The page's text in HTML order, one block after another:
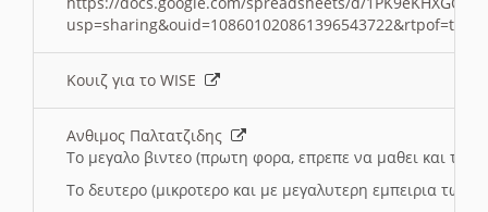
Κουιζ για το WISE
Ανθιμος Παλτατζιδης
Το μεγαλο βιντεο (πρωτη φορα, επρεπε να μαθει και το
Το δευτερο (μικροτερο και με μεγαλυτερη εμπειρια